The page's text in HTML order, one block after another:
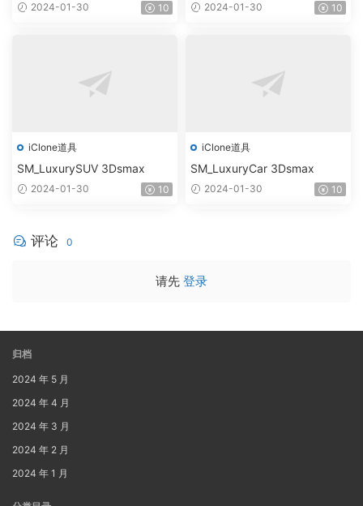
2024-01-30 10 2024-01-30 10
iClone道具
SM_LuxurySUV 3Dsmax
2024-01-30 10
iClone道具
SM_LuxuryCar 3Dsmax
2024-01-30 10
评论 0
请先 登录
归档
2024 年 5 月
2024 年 4 月
2024 年 3 月
2024 年 2 月
2024 年 1 月